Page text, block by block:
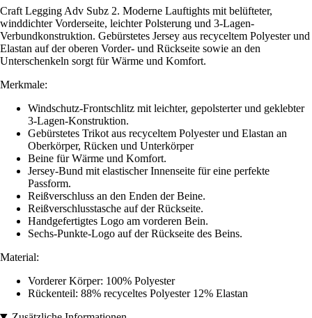
Craft Legging Adv Subz 2. Moderne Lauftights mit belüfteter,
winddichter Vorderseite, leichter Polsterung und 3-Lagen-
Verbundkonstruktion. Gebürstetes Jersey aus recyceltem Polyester und
Elastan auf der oberen Vorder- und Rückseite sowie an den
Unterschenkeln sorgt für Wärme und Komfort.
Merkmale:
Windschutz-Frontschlitz mit leichter, gepolsterter und geklebter
3-Lagen-Konstruktion.
Gebürstetes Trikot aus recyceltem Polyester und Elastan an
Oberkörper, Rücken und Unterkörper
Beine für Wärme und Komfort.
Jersey-Bund mit elastischer Innenseite für eine perfekte
Passform.
Reißverschluss an den Enden der Beine.
Reißverschlusstasche auf der Rückseite.
Handgefertigtes Logo am vorderen Bein.
Sechs-Punkte-Logo auf der Rückseite des Beins.
Material:
Vorderer Körper: 100% Polyester
Rückenteil: 88% recyceltes Polyester 12% Elastan